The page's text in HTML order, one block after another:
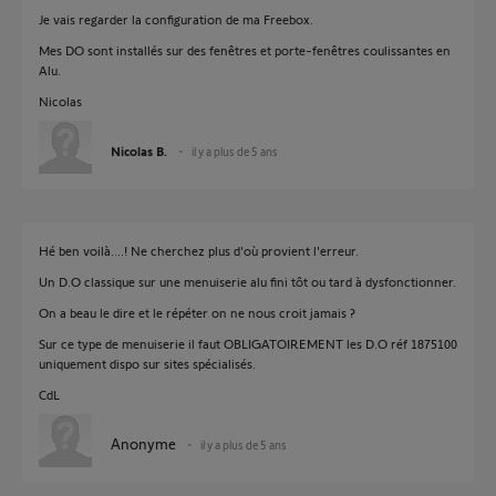
Je vais regarder la configuration de ma Freebox.
Mes DO sont installés sur des fenêtres et porte-fenêtres coulissantes en
Alu.
Nicolas
Nicolas B. il y a plus de 5 ans
Hé ben voilà....! Ne cherchez plus d'où provient l'erreur.
Un D.O classique sur une menuiserie alu fini tôt ou tard à dysfonctionner.
On a beau le dire et le répéter on ne nous croit jamais ?
Sur ce type de menuiserie il faut OBLIGATOIREMENT les D.O réf 1875100
uniquement dispo sur sites spécialisés.
CdL
Anonyme il y a plus de 5 ans